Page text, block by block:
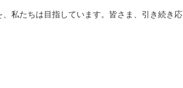
私たちは目指しています。皆さま、引き続き応